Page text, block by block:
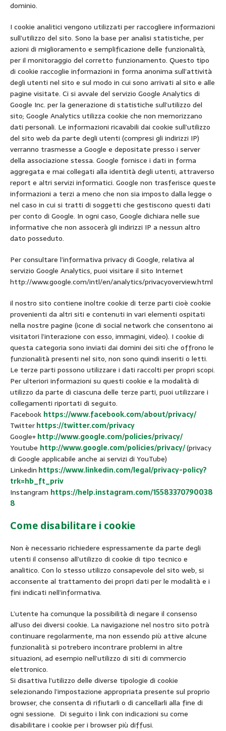
dominio.
I cookie analitici vengono utilizzati per raccogliere informazioni
sull’utilizzo del sito. Sono la base per analisi statistiche, per
azioni di miglioramento e semplificazione delle funzionalità,
per il monitoraggio del corretto funzionamento. Questo tipo
di cookie raccoglie informazioni in forma anonima sull’attività
degli utenti nel sito e sul modo in cui sono arrivati al sito e alle
pagine visitate. Ci si avvale del servizio Google Analytics di
Google Inc. per la generazione di statistiche sull’utilizzo del
sito; Google Analytics utilizza cookie che non memorizzano
dati personali. Le informazioni ricavabili dai cookie sull’utilizzo
del sito web da parte degli utenti (compresi gli indirizzi IP)
verranno trasmesse a Google e depositate presso i server
della associazione stessa. Google fornisce i dati in forma
aggregata e mai collegati alla identità degli utenti, attraverso
report e altri servizi informatici. Google non trasferisce queste
informazioni a terzi a meno che non sia imposto dalla legge o
nel caso in cui si tratti di soggetti che gestiscono questi dati
per conto di Google. In ogni caso, Google dichiara nelle sue
informative che non assocerà gli indirizzi IP a nessun altro
dato posseduto.
Per consultare l’informativa privacy di Google, relativa al
servizio Google Analytics, puoi visitare il sito Internet
http://www.google.com/intl/en/analytics/privacyoverview.html
il nostro sito contiene inoltre cookie di terze parti cioè cookie
provenienti da altri siti e contenuti in vari elementi ospitati
nella nostre pagine (icone di social network che consentono ai
visitatori l’interazione con esso, immagini, video). I cookie di
questa categoria sono inviati dai domini dei siti che offrono le
funzionalità presenti nel sito, non sono quindi inseriti o letti.
Le terze parti possono utilizzare i dati raccolti per propri scopi.
Per ulteriori informazioni su questi cookie e la modalità di
utilizzo da parte di ciascuna delle terze parti, puoi utilizzare i
collegamenti riportati di seguito.
Facebook https://www.facebook.com/about/privacy/
Twitterhttps://twitter.com/privacy
Google+http://www.google.com/policies/privacy/
Youtube http://www.google.com/policies/privacy/(privacy
di Google applicabile anche ai servizi di YouTube)
Linkedin https://www.linkedin.com/legal/privacy-policy?
trk=hb_ft_priv
Instangram https://help.instagram.com/15583370790038
8
Come disabilitare i cookie
Non è necessario richiedere espressamente da parte degli
utenti il consenso all’utilizzo di cookie di tipo tecnico e
analitico. Con lo stesso utilizzo consapevole del sito web, si
acconsente al trattamento dei propri dati per le modalità e i
fini indicati nell’informativa.
L’utente ha comunque la possibilità di negare il consenso
all’uso dei diversi cookie. La navigazione nel nostro sito potrà
continuare regolarmente, ma non essendo più attive alcune
funzionalità si potrebero incontrare problemi in altre
situazioni, ad esempio nell’utilizzo di siti di commercio
elettronico.
Si disattiva l’utilizzo delle diverse tipologie di cookie
selezionando l’impostazione appropriata presente sul proprio
browser, che consenta di rifiutarli o di cancellarli alla fine di
ogni sessione. Di seguito i link con indicazioni su come
disabilitare i cookie per i browser più diffusi.